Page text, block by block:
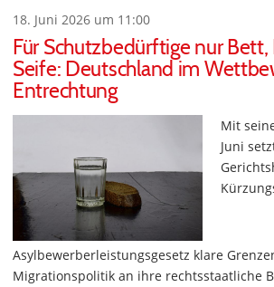
18. Juni 2026 um 11:00
Für Schutzbedürftige nur Bett,
Seife: Deutschland im
Entrechtung
Mit
Juni
Asylbewerberleistungsgesetz klare
Migrationspolitik an ihre rechtsstaatliche